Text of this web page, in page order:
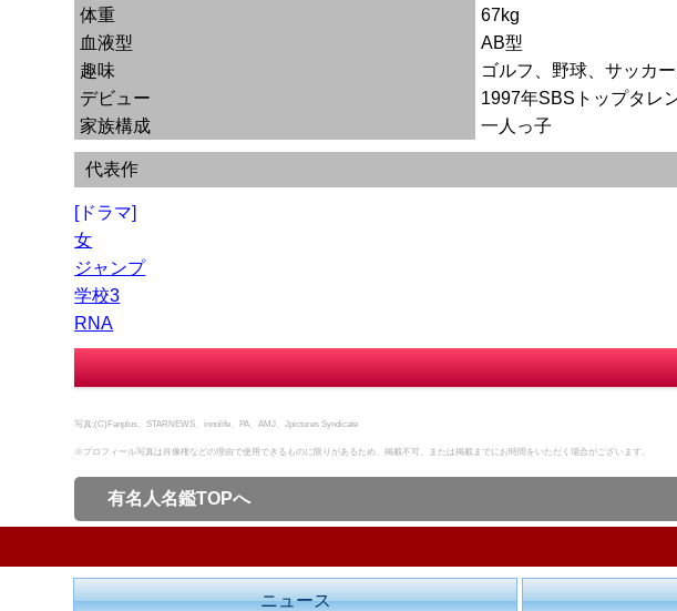
体重
67kg
血液型
AB型
趣味
ゴルフ、野球、サッカ
デビュー
1997年SBSトップタレ
家族構成
一人っ子
代表作
[ドラマ]
女
ジャンプ
学校3
RNA
写真:(C)Fanplus、STARNEWS、innolife、PA、AMJ、Jpictures Syndicate
※プロフィール写真は肖像権などの理由で使用できるものに限りがあるため、掲載不可、または掲載までにお時間をいただく場合がございます。
有名人名鑑TOPへ
ニュース